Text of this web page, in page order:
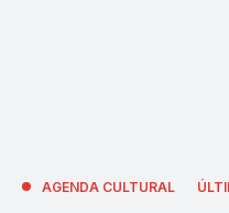
AGENDA CULTURAL